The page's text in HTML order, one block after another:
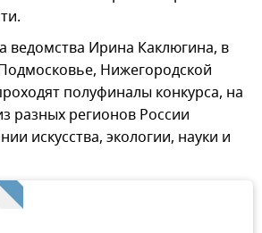
ведомства Ирина Каклюгина, в
Нижегородской
полуфиналы конкурса, на
разных регионов России
искусства, экологии, науки и